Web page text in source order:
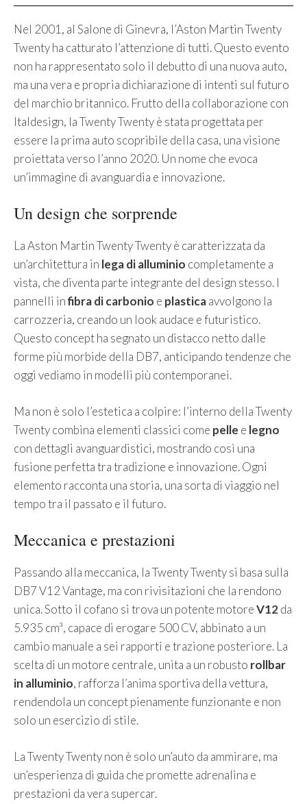
Nel 2001, al Salone di Ginevra, l’Aston Martin Twenty
Twenty ha catturato l’attenzione di tutti. Questo evento
non ha rappresentato solo il debutto di una nuova auto,
ma una vera e propria dichiarazione di intenti sul futuro
del marchio britannico. Frutto della collaborazione con
Italdesign, la Twenty Twenty è stata progettata per
essere la prima auto scopribile della casa, una visione
proiettata verso l’anno 2020. Un nome che evoca
un’immagine di avanguardia e innovazione.
Un design che sorprende
La Aston Martin Twenty Twenty è caratterizzata da
un’architettura in lega di alluminio completamente a
vista, che diventa parte integrante del design stesso. I
pannelli infibra di carbonio e plasticaavvolgono la
carrozzeria, creando un look audace e futuristico.
Questo concept ha segnato un distacco netto dalle
forme più morbide della DB7, anticipando tendenze che
oggi vediamo in modelli più contemporanei.
Ma non è solo l’estetica a colpire: l’interno della Twenty
Twenty combina elementi classici come pelle e legno
con dettagli avanguardistici, mostrando così una
fusione perfetta tra tradizione e innovazione. Ogni
elemento racconta una storia, una sorta di viaggio nel
tempo tra il passato e il futuro.
Meccanica e prestazioni
Passando alla meccanica, la Twenty Twenty si basa sulla
DB7 V12 Vantage, ma con rivisitazioni che la rendono
unica. Sotto il cofano si trova un potente motoreV12da
5.935 cm³, capace di erogare 500 CV, abbinato a un
cambio manuale a sei rapporti e trazione posteriore. La
scelta di un motore centrale, unita a un robusto rollbar
in alluminio, rafforza l’anima sportiva della vettura,
rendendola un concept pienamente funzionante e non
solo un esercizio di stile.
La Twenty Twenty non è solo un’auto da ammirare, ma
un’esperienza di guida che promette adrenalina e
prestazioni da vera supercar.